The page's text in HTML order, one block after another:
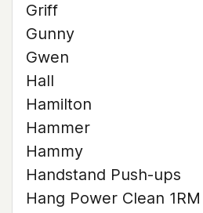
Griff
Gunny
Gwen
Hall
Hamilton
Hammer
Hammy
Handstand Push-ups
Hang Power Clean 1RM